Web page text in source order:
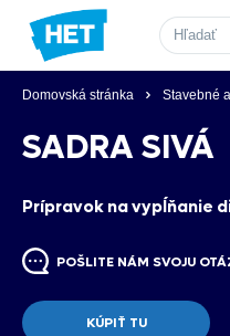
Domovská stránka Stavebné
SADRA SIVÁ
Prípravok na vypĺňanie
POŠLITE NÁM SVOJU
KÚPIŤ TU